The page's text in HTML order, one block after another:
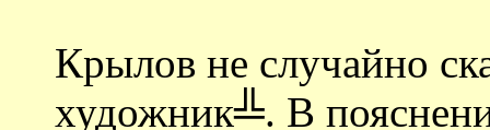
Крылов не случайно
художник╩. В